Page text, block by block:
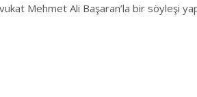
Mehmet Ali Başaran’la bir söyleşi